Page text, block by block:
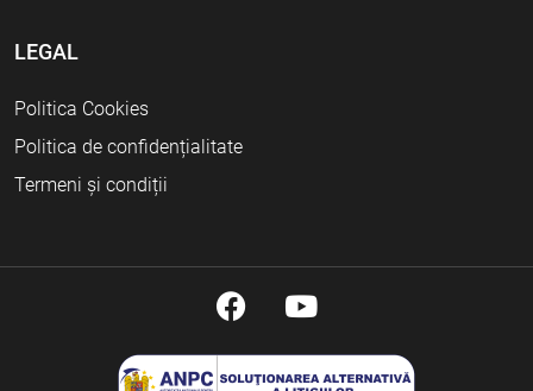
LEGAL
Politica Cookies
Politica de confidențialitate
Termeni și condiții